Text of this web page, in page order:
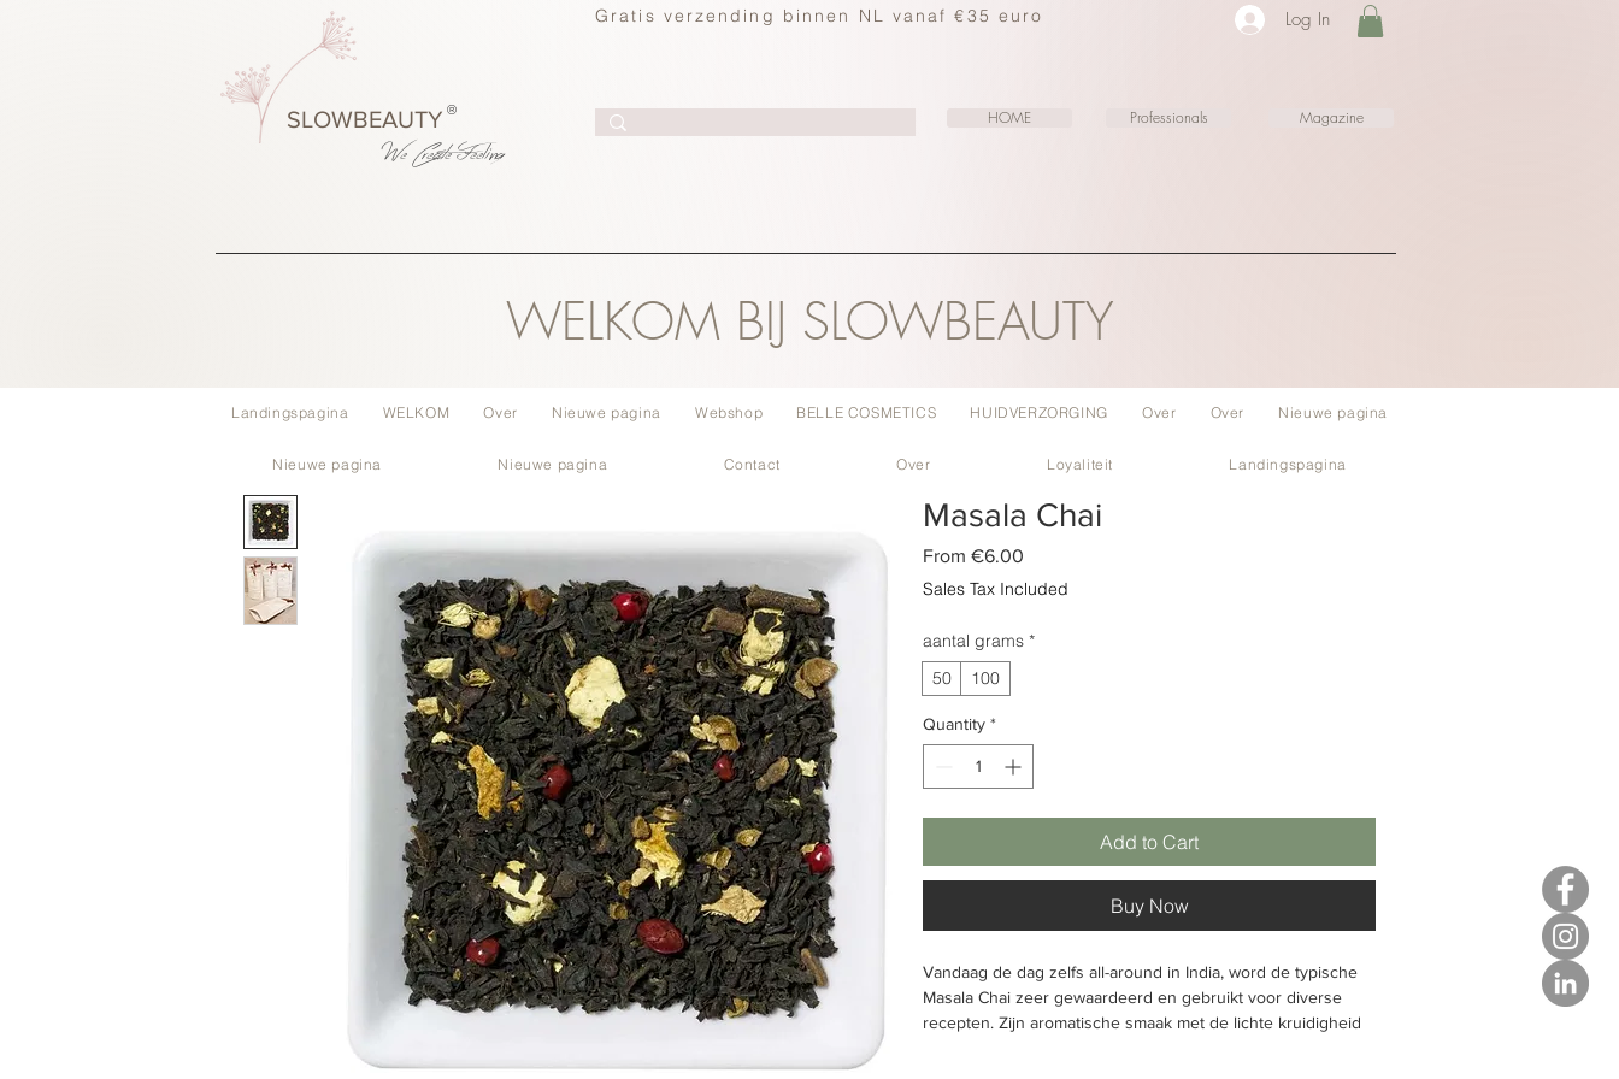
Gratis verzending binnen NL vanaf €35 euro Log In
®
SLOWBEAUTY
We CreateFeeling
HOME Professionals Magazine
WELKOM BIJ SLOWBEAUTY
Landingspagina WELKOM Over Nieuwe pagina Webshop BELLE COSMETICS HUIDVERZORGING Over Over Nieuwe pagina
Nieuwe pagina Nieuwe pagina Contact Over Loyaliteit Landingspagina
Masala Chai
From €6.00
Price
Sales Tax Included
aantal grams *
50
100
Quantity *
Add to Cart
Buy Now
Vandaag de dag zelfs all-around in India, word de typische
Masala Chai zeer gewaardeerd en gebruikt voor diverse
recepten. Zijn aromatische smaak met de lichte kruidigheid